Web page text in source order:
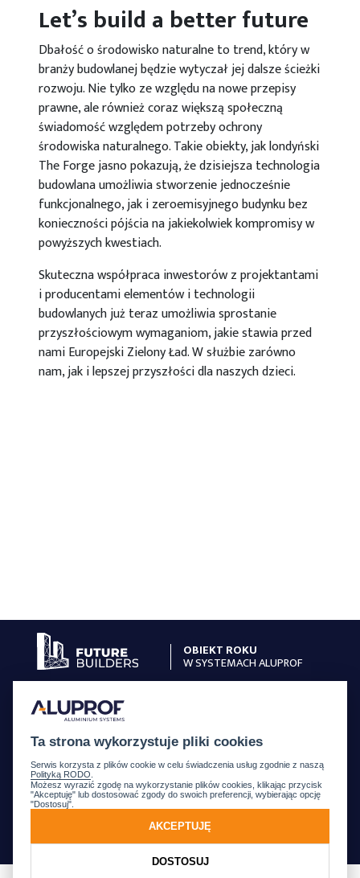
Let’s build a better future
Dbałość o środowisko naturalne to trend, który w
branży budowlanej będzie wytyczał jej dalsze ścieżki
rozwoju. Nie tylko ze względu na nowe przepisy
prawne, ale również coraz większą społeczną
świadomość względem potrzeby ochrony
środowiska naturalnego. Takie obiekty, jak londyński
The Forge jasno pokazują, że dzisiejsza technologia
budowlana umożliwia stworzenie jednocześnie
funkcjonalnego, jak i zeroemisyjnego budynku bez
konieczności pójścia na jakiekolwiek kompromisy w
powyższych kwestiach.
Skuteczna współpraca inwestorów z projektantami
i producentami elementów i technologii
budowlanych już teraz umożliwia sprostanie
przyszłościowym wymaganiom, jakie stawia przed
nami Europejski Zielony Ład. W służbie zarówno
nam, jak i lepszej przyszłości dla naszych dzieci.
OBIEKT ROKU
W SYSTEMACH ALUPROF
ZASADY KONKURSU
JURY
NAGRODY
Ta strona wykorzystuje pliki cookies
Serwis korzysta z plików cookie w celu świadczenia usług zgodnie z naszą
Polityką RODO
Możesz wyrazić zgodę na wykorzystanie plików cookies, klikając przycisk
"Akceptuję" lub dostosować zgody do swoich preferencji, wybierając opcję
"Dostosuj".
AKCEPTUJĘ
DOSTOSUJ